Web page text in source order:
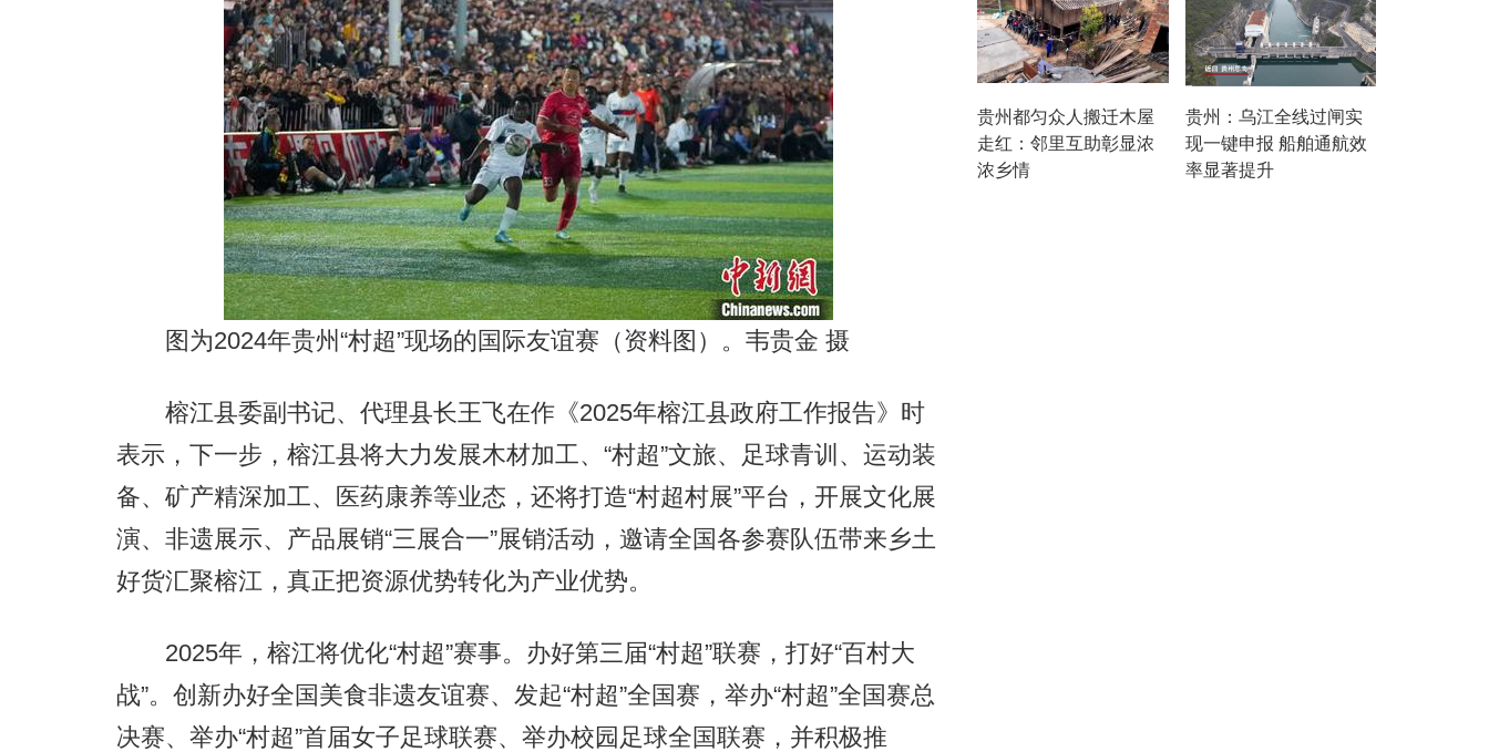
图为2024年贵州“村超”现场的国际友谊赛（资料图）。韦贵金 摄
榕江县委副书记、代理县长王飞在作《2025年榕江县政府工作报告》时
表示，下一步，榕江县将大力发展木材加工、“村超”文旅、足球青训、运动装
备、矿产精深加工、医药康养等业态，还将打造“村超村展”平台，开展文化展
演、非遗展示、产品展销“三展合一”展销活动，邀请全国各参赛队伍带来乡土
好货汇聚榕江，真正把资源优势转化为产业优势。
2025年，榕江将优化“村超”赛事。办好第三届“村超”联赛，打好“百村大
战”。创新办好全国美食非遗友谊赛、发起“村超”全国赛，举办“村超”全国赛总
决赛、举办“村超”首届女子足球联赛、举办校园足球全国联赛，并积极推
贵州都匀众人搬迁木屋
走红：邻里互助彰显浓
浓乡情
贵州：乌江全线过闸实
现一键申报 船舶通航效
率显著提升